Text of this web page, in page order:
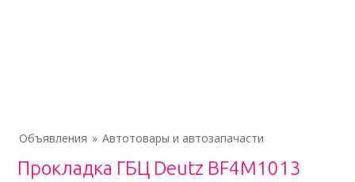
Объявления Автотовары и автозапачасти
Прокладка ГБЦ Deutz BF4M1013